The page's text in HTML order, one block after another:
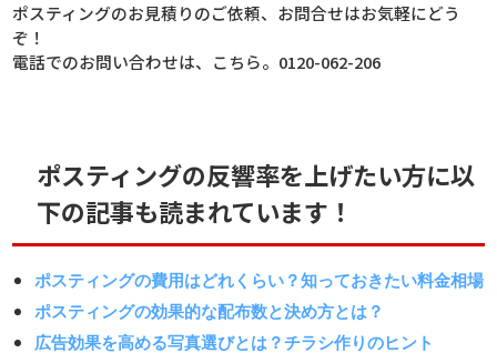
ポスティングのお見積りのご依頼、お問合せはお気軽にどう
ぞ！
電話でのお問い合わせは、こちら。0120-062-206
ポスティングの反響率を上げたい方に以
下の記事も読まれています！
ポスティングの費用はどれくらい？知っておきたい料金相場
ポスティングの効果的な配布数と決め方とは？
広告効果を高める写真選びとは？チラシ作りのヒント